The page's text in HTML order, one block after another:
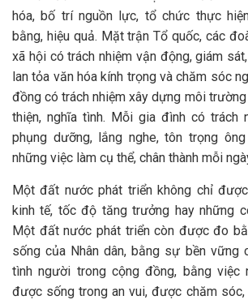
hóa, bố trí nguồn lực, tổ chức thực
bằng, hiệu quả. Mặt trận Tổ quốc, các
xã hội có trách nhiệm vận động, giám
lan tỏa văn hóa kính trọng và chăm sóc
đồng có trách nhiệm xây dựng môi
thiện, nghĩa tình. Mỗi gia đình có trách
phụng dưỡng, lắng nghe, tôn trọng
những việc làm cụ thể, chân thành mỗi
Một đất nước phát triển không chỉ
kinh tế, tốc độ tăng trưởng hay những
Một đất nước phát triển còn được đo
sống của Nhân dân, bằng sự bền vững
tình người trong cộng đồng, bằng việc
được sống trong an vui, được chăm